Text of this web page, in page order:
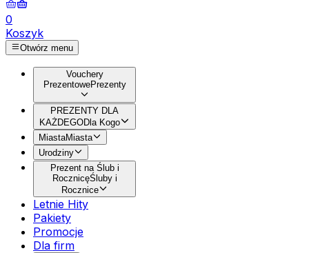
0
Koszyk
Otwórz menu
Vouchery
PrezentowePrezenty
PREZENTY DLA
KAŻDEGODla Kogo
MiastaMiasta
Urodziny
Prezent na Ślub i
RocznicęŚluby i
Rocznice
Letnie Hity
Pakiety
Promocje
Dla firm